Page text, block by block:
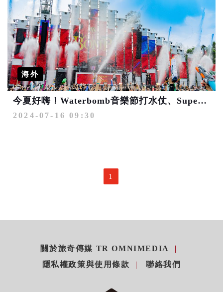
海外
今夏好嗨！Waterbomb音樂節打水仗、Super Junior見面會之旅 還有韓劇場景小旅行
2024-07-16 09:30
1
關於旅奇傳媒 TR OMNIMEDIA
隱私權政策與使用條款
聯絡我們